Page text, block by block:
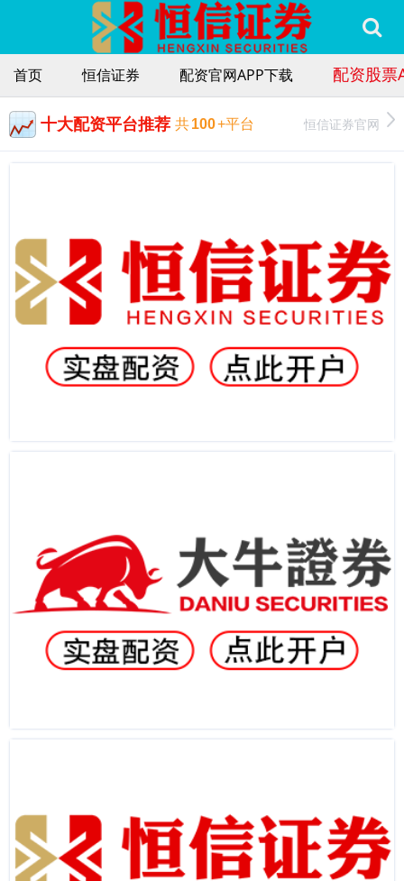
首页 恒信证券 配资官网APP下载 配资股票
十大配资平台推荐 共100+平台 恒信证券官网